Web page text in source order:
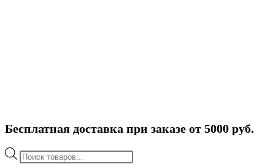
Бесплатная доставка при заказе от 5000 руб.
Поиск